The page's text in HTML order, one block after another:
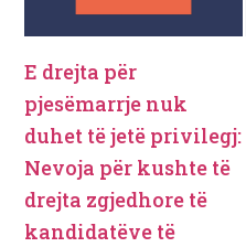
E drejta për
pjesëmarrje nuk
duhet të jetë privilegj:
Nevoja për kushte të
drejta zgjedhore të
kandidatëve të